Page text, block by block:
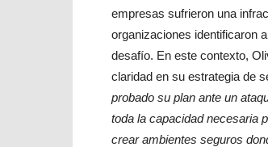
empresas sufrieron una
organizaciones identificaron
desafío. En este contexto,
claridad en su estrategia de
probado su plan ante un
toda la capacidad necesaria
crear ambientes seguros